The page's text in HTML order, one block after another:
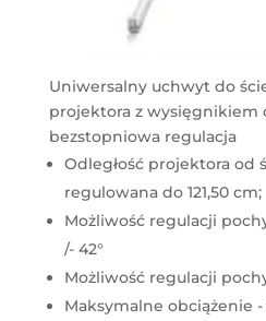
Uniwersalny uchwyt do
projektora z wysięgnikiem
bezstopniowa regulacja
Odległość projektora od
regulowana do 121,50 cm;
Możliwość regulacji
/- 42°
Możliwość regulacji
Maksymalne obciążenie -